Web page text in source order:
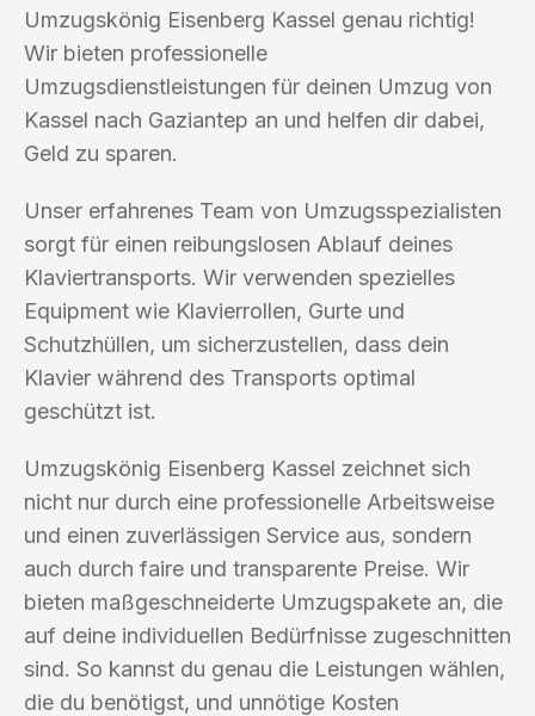
Umzugskönig Eisenberg Kassel genau richtig!
Wir bieten professionelle
Umzugsdienstleistungen für deinen Umzug von
Kassel nach Gaziantep an und helfen dir dabei,
Geld zu sparen.
Unser erfahrenes Team von Umzugsspezialisten
sorgt für einen reibungslosen Ablauf deines
Klaviertransports. Wir verwenden spezielles
Equipment wie Klavierrollen, Gurte und
Schutzhüllen, um sicherzustellen, dass dein
Klavier während des Transports optimal
geschützt ist.
Umzugskönig Eisenberg Kassel zeichnet sich
nicht nur durch eine professionelle Arbeitsweise
und einen zuverlässigen Service aus, sondern
auch durch faire und transparente Preise. Wir
bieten maßgeschneiderte Umzugspakete an, die
auf deine individuellen Bedürfnisse zugeschnitten
sind. So kannst du genau die Leistungen wählen,
die du benötigst, und unnötige Kosten